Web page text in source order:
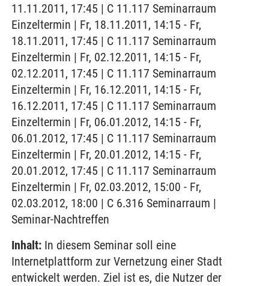
11.11.2011, 17:45 | C 11.117 Seminarraum
Einzeltermin | Fr, 18.11.2011, 14:15 - Fr,
18.11.2011, 17:45 | C 11.117 Seminarraum
Einzeltermin | Fr, 02.12.2011, 14:15 - Fr,
02.12.2011, 17:45 | C 11.117 Seminarraum
Einzeltermin | Fr, 16.12.2011, 14:15 - Fr,
16.12.2011, 17:45 | C 11.117 Seminarraum
Einzeltermin | Fr, 06.01.2012, 14:15 - Fr,
06.01.2012, 17:45 | C 11.117 Seminarraum
Einzeltermin | Fr, 20.01.2012, 14:15 - Fr,
20.01.2012, 17:45 | C 11.117 Seminarraum
Einzeltermin | Fr, 02.03.2012, 15:00 - Fr,
02.03.2012, 18:00 | C 6.316 Seminarraum |
Seminar-Nachtreffen
Inhalt: In diesem Seminar soll eine
Internetplattform zur Vernetzung einer Stadt
entwickelt werden. Ziel ist es, die Nutzer der